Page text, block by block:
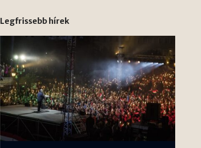
Legfrissebb hírek